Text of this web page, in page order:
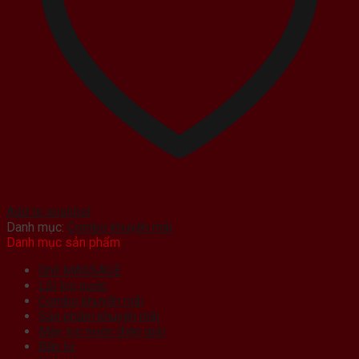
Add to wishlist
Danh mục: Combo khuyến mãi
Danh mục sản phẩm
Ghế MASSAGE
Lõi lọc nước
Combo khuyến mãi
Sản phẩm khuyến mãi
Máy lọc nước điện giải
Bếp từ